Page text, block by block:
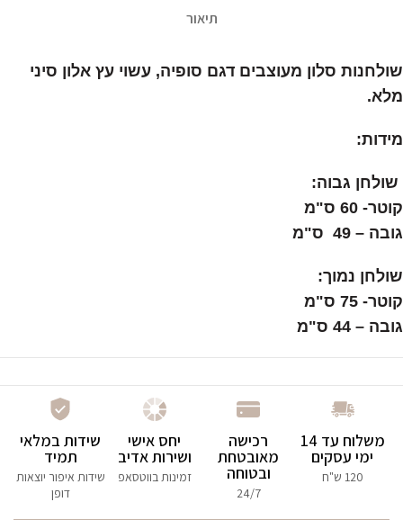
תיאור
שולחנות סלון מעוצבים דגם סופיה, עשוי עץ אלון סיני
מלא.
מידות:
שולחן גבוה:
קוטר- 60 ס"מ
גובה – 49 ס"מ
שולחן נמוך:
קוטר- 75 ס"מ
גובה – 44 ס"מ
משלוח עד 14
ימי עסקים
120 ש"ח
רכישה
מאובטחת
ובטוחה
24/7
יחס אישי
ושירות אדיב
זמינות בווטסאפ
שידות במלאי
תמיד
שידות איפור יוצאות
דופן